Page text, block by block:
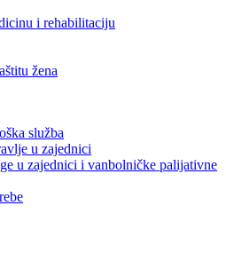
i rehabilitaciju
žena
služba
u zajednici
u zajednici i vanbolničke palijativne